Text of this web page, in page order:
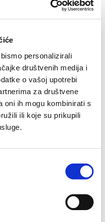
personalizirali
društvenih medija i
o vašoj upotrebi
za društvene
oni ih mogu kombinirati s
ili koje su prikupili
50MB.